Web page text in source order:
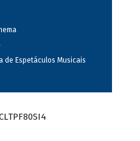
de Espetáculos Musicais